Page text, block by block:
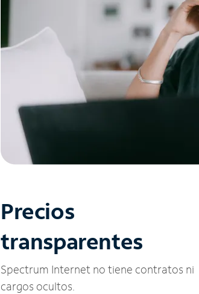
Precios
transparentes
Spectrum Internet no tiene contratos ni
cargos ocultos.